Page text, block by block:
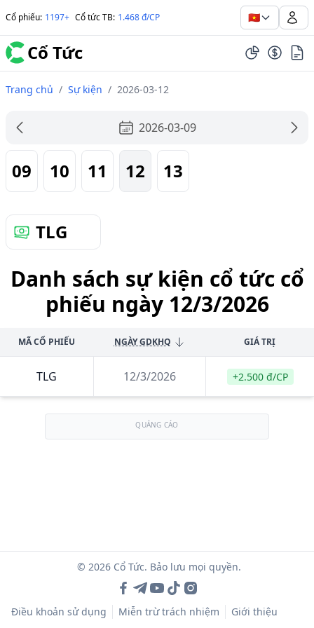
Cổ phiếu: 1197+ Cổ tức TB: 1.468 đ/CP 🇻🇳
Cổ Tức
Trang chủ / Sự kiện / 2026-03-12
2026-03-09
09 10 11 12 13
TLG
Danh sách sự kiện cổ tức cổ
phiếu ngày 12/3/2026
MÃ CỔ PHIẾU NGÀY GDKHQ GIÁ TRỊ
TLG 12/3/2026 +2.500 đ/CP
QUẢNG CÁO
© 2026 Cổ Tức. Bảo lưu mọi quyền.
Điều khoản sử dụng Miễn trừ trách nhiệm Giới thiệu